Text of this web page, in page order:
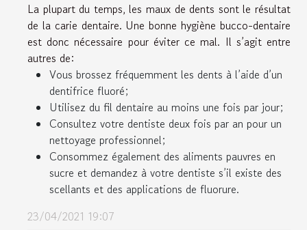
La plupart du temps, les maux de dents sont le résultat
de la carie dentaire. Une bonne hygiène bucco-dentaire
est donc nécessaire pour éviter ce mal. Il s’agit entre
autres de:
Vous brossez fréquemment les dents à l’aide d’un
dentifrice fluoré;
Utilisez du fil dentaire au moins une fois par jour;
Consultez votre dentiste deux fois par an pour un
nettoyage professionnel;
Consommez également des aliments pauvres en
sucre et demandez à votre dentiste s’il existe des
scellants et des applications de fluorure.
23/04/2021 19:07